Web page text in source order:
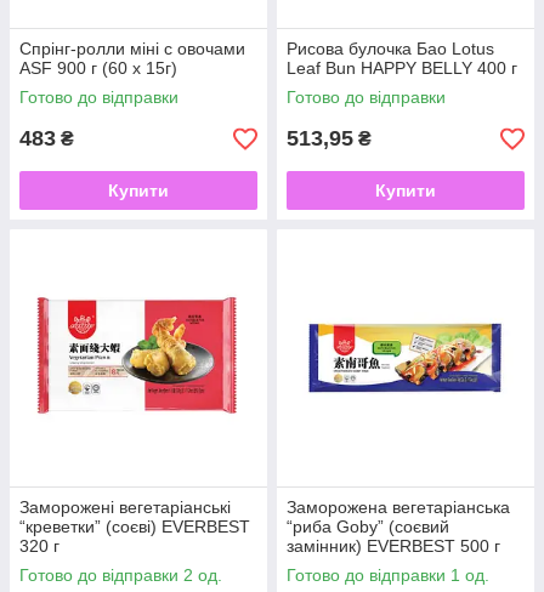
Спрінг-ролли міні с овочами
ASF 900 г (60 х 15г)
Готово до відправки
483 ₴
Купити
Рисова булочка Бао Lotus
Leaf Bun HAPPY BELLY 400 г
Готово до відправки
513,95 ₴
Купити
Заморожені вегетаріанські
“креветки” (соєві) EVERBEST
320 г
Готово до відправки 2 од.
Заморожена вегетаріанська
“риба Goby” (соєвий
замінник) EVERBEST 500 г
Готово до відправки 1 од.